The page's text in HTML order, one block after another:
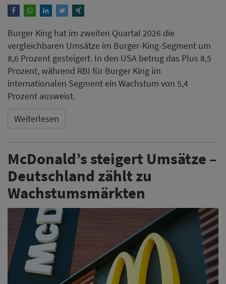
Burger King hat im zweiten Quartal 2026 die
vergleichbaren Umsätze im Burger-King-Segment um
8,6 Prozent gesteigert. In den USA betrug das Plus 8,5
Prozent, während RBI für Burger King im
internationalen Segment ein Wachstum von 5,4
Prozent ausweist.
Weiterlesen
McDonald’s steigert Umsätze –
Deutschland zählt zu
Wachstumsmärkten